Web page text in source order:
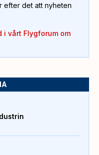
efter det att nyheten
i vårt Flygforum om